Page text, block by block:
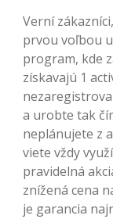
Verní
prvou voľbou
program, kde
získavajú 1
a urobte tak
neplánujete z
viete vždy
pravidelná
znížená cena
je garancia